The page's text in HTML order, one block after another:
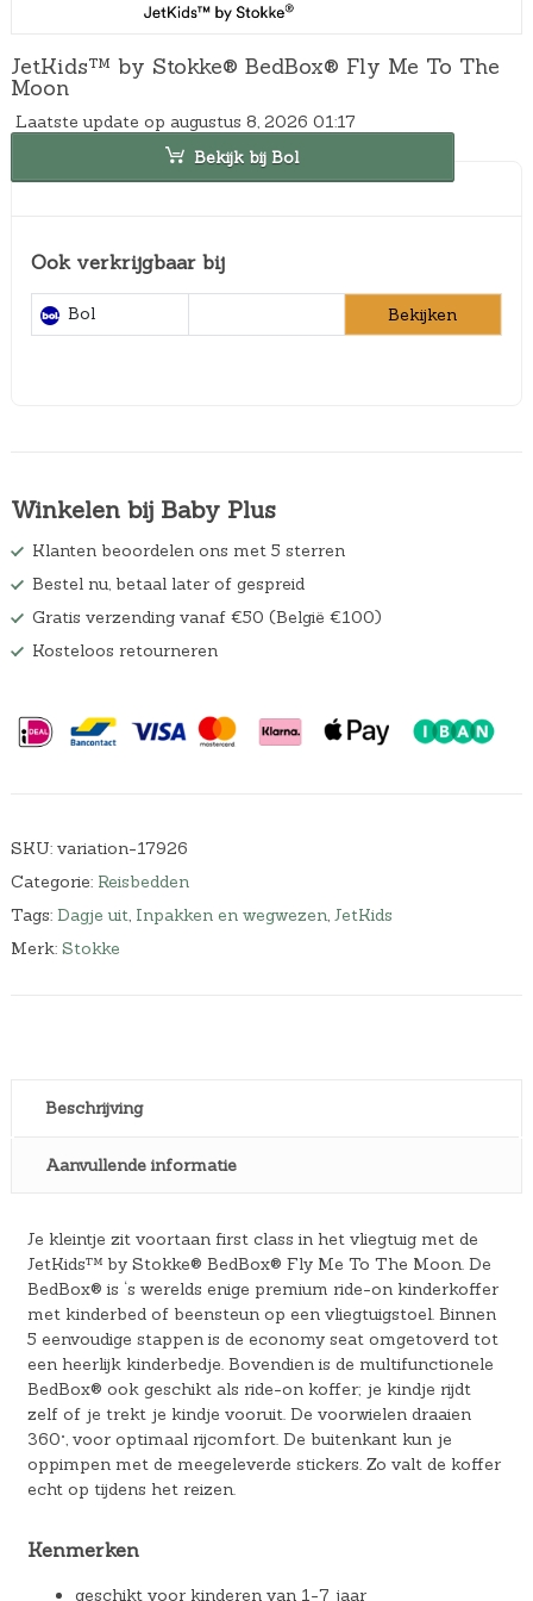
JetKids™ by Stokke® BedBox® Fly Me To The
Moon
Laatste update op augustus 8, 2026 01:17
Bekijk bij Bol
Ook verkrijgbaar bij
Bol Bekijken
Winkelen bij Baby Plus
Klanten beoordelen ons met 5 sterren
Bestel nu, betaal later of gespreid
Gratis verzending vanaf €50 (België €100)
Kosteloos retourneren
SKU: variation-17926
Categorie: Reisbedden
Tags: Dagje uit, Inpakken en wegwezen, JetKids
Merk: Stokke
Beschrijving
Aanvullende informatie
Je kleintje zit voortaan first class in het vliegtuig met de
JetKids™ by Stokke® BedBox® Fly Me To The Moon. De
BedBox® is ‘s werelds enige premium ride-on kinderkoffer
met kinderbed of beensteun op een vliegtuigstoel. Binnen
5 eenvoudige stappen is de economy seat omgetoverd tot
een heerlijk kinderbedje. Bovendien is de multifunctionele
BedBox® ook geschikt als ride-on koffer; je kindje rijdt
zelf of je trekt je kindje vooruit. De voorwielen draaien
360°, voor optimaal rijcomfort. De buitenkant kun je
oppimpen met de meegeleverde stickers. Zo valt de koffer
echt op tijdens het reizen.
Kenmerken
geschikt voor kinderen van 1-7 jaar